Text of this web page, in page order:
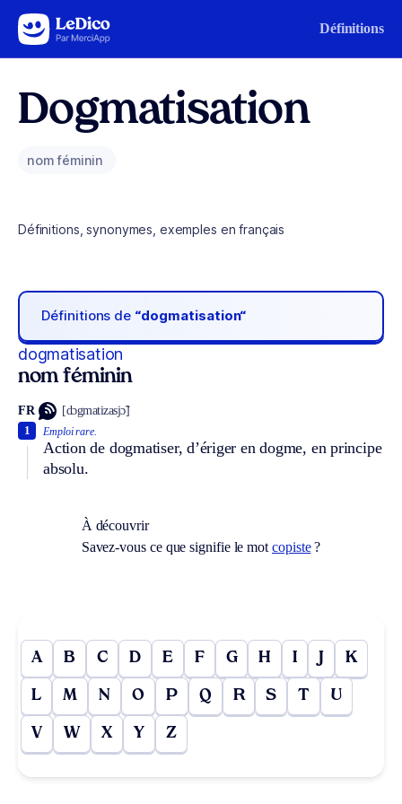
Aller au contenu Définitions
Dogmatisation
nom féminin
Définitions, synonymes, exemples en français
Définitions de “dogmatisation“
dogmatisation
nom féminin
FR [dɔgmatizasjɔ̃]
Emploi rare.
Action de dogmatiser, d’ériger en dogme, en principe
absolu.
1
À découvrir
Savez-vous ce que signifie le mot copiste?
A B C D E F G H I J K
L M N O P Q R S T U
V W X Y Z